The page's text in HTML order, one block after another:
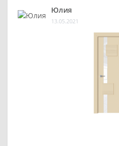
Юлия
13.05.2021